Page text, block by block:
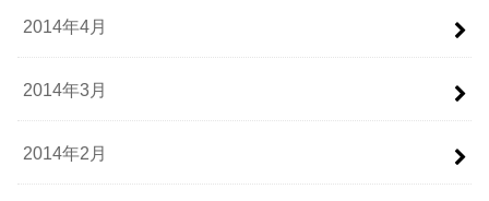
2014年4月
2014年3月
2014年2月